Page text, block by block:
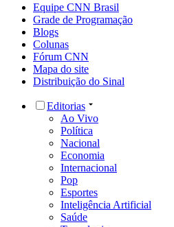
Equipe CNN Brasil
Grade de Programação
Blogs
Colunas
Fórum CNN
Mapa do site
Distribuição do Sinal
Editorias
Ao Vivo
Política
Nacional
Economia
Internacional
Pop
Esportes
Inteligência Artificial
Saúde